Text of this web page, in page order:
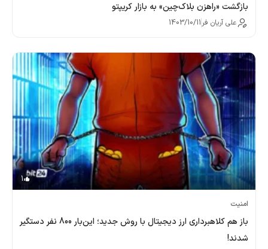
بازگشت «راهزن بلاک‌چین» به بازار کریپتو
علی آریان فر 1403/10/11
1
امنیت
باز هم کلاهبرداری ارز دیجیتال با روش جدید؛ این‌بار 800 نفر دستگیر
شدند!